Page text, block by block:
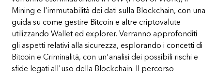
Mining e l'immutabilità dei dati sulla Blockchain, con una
guida su come gestire Bitcoin e altre criptovalute
utilizzando Wallet ed explorer. Verranno approfonditi
gli aspetti relativi alla sicurezza, esplorando i concetti di
Bitcoin e Criminalità, con un'analisi dei possibili rischi e
sfide legati all'uso della Blockchain. Il percorso